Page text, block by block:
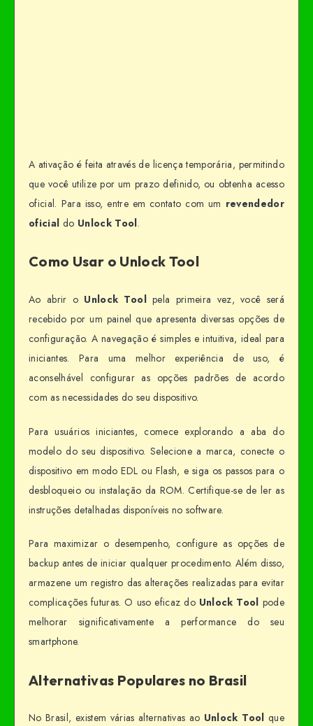
A ativação é feita através de licença temporária, permitindo
que você utilize por um prazo definido, ou obtenha acesso
oficial. Para isso, entre em contato com um revendedor
oficial do Unlock Tool.
Como Usar o Unlock Tool
Ao abrir o Unlock Toolpela primeira vez, você será
recebido por um painel que apresenta diversas opções de
configuração. A navegação é simples e intuitiva, ideal para
iniciantes. Para uma melhor experiência de uso, é
aconselhável configurar as opções padrões de acordo
com as necessidades do seu dispositivo.
Para usuários iniciantes, comece explorando a aba do
modelo do seu dispositivo. Selecione a marca, conecte o
dispositivo em modo EDL ou Flash, e siga os passos para o
desbloqueio ou instalação da ROM. Certifique-se de ler as
instruções detalhadas disponíveis no software.
Para maximizar o desempenho, configure as opções de
backup antes de iniciar qualquer procedimento. Além disso,
armazene um registro das alterações realizadas para evitar
complicações futuras. O uso eficaz do Unlock Tool pode
melhorar significativamente a performance do seu
smartphone.
Alternativas Populares no Brasil
No Brasil, existem várias alternativas ao Unlock Tool que